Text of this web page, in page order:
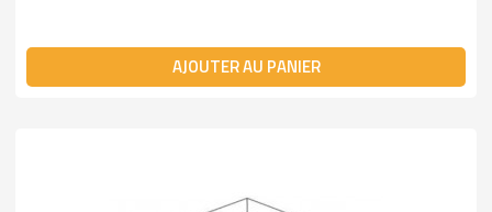
AJOUTER AU PANIER